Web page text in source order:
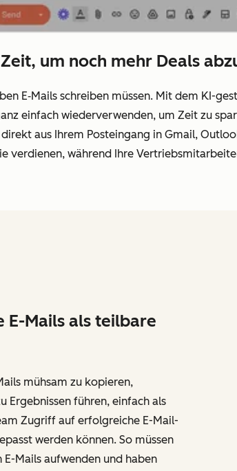
um noch mehr Deals
E‑Mails schreiben müssen. Mit dem KI-
einfach wiederverwenden, um Zeit zu
direkt aus Ihrem Posteingang in Gmail,
verdienen, während Ihre
E-Mails als teilbare
mühsam zu kopieren,
Ergebnissen führen, einfach als
Zugriff auf erfolgreiche E-Mail-
werden können. So müssen
Mails aufwenden und haben